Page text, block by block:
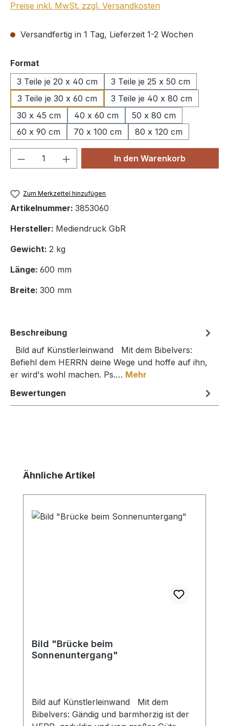
Preise inkl. MwSt. zzgl. Versandkosten
Versandfertig in 1 Tag, Lieferzeit 1-2 Wochen
Format
3 Teile je 20 x 40 cm
3 Teile je 25 x 50 cm
3 Teile je 30 x 60 cm
3 Teile je 40 x 80 cm
30 x 45 cm
40 x 60 cm
50 x 80 cm
60 x 90 cm
70 x 100 cm 80 x 120 cm
Produkt Anzahl: Gib denIn den Warenkorb
Zum Merkzettel hinzufügen
Artikelnummer: 3853060
Hersteller: Mediendruck GbR
Gewicht: 2 kg
Länge: 600 mm
Breite: 300 mm
Beschreibung
Bild auf Künstlerleinwand Mit dem Bibelvers:
Befiehl dem HERRN deine Wege und hoffe auf ihn,
er wird's wohl machen. Ps.… Mehr
Bewertungen
Produktgalerie überspringen
Ähnliche Artikel
Bild "Brücke beim
Sonnenuntergang"
Bild auf Künstlerleinwand Mit dem
Bibelvers: Gändig und barmherzig ist der